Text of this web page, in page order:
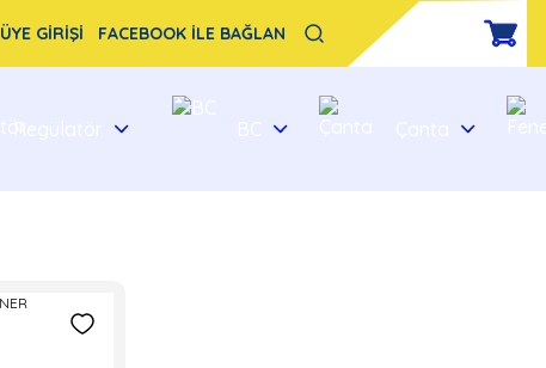
ÜYE GİRİŞİ FACEBOOK İLE BAĞLAN